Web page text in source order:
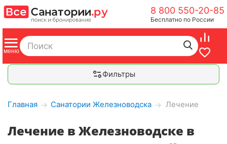
8 800 550-20-85
Бесплатно по России
Фильтры
Главная → Санатории Железноводска → Лечение
Лечение в Железноводске в